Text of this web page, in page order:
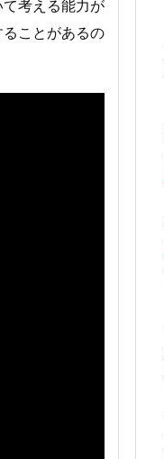
考える能力が
ことがあるの